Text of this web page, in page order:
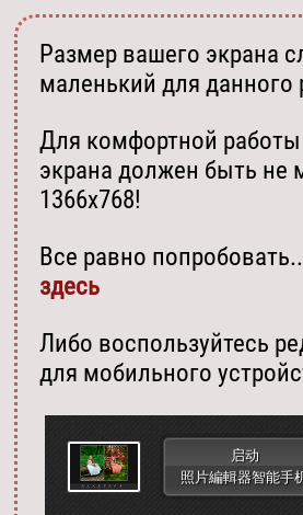
Размер вашего экрана
маленький для данного
Для комфортной
экрана должен быть не
1366х768!
Все равно
здесь
Либо воспользуйтесь
для мобильного
启动
照片編輯器智能手